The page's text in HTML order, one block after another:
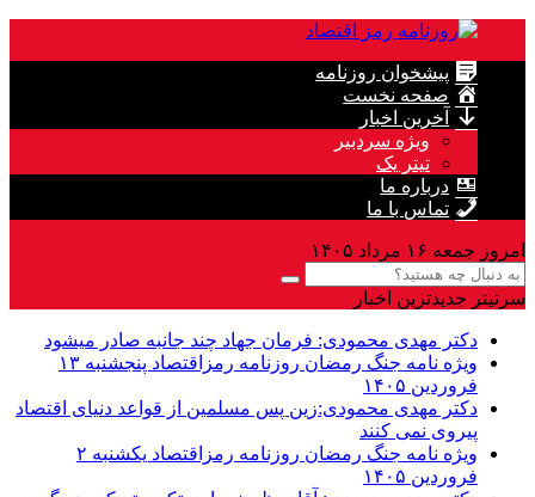
پیشخوان روزنامه
صفحه نخست
آخرین اخبار
ویژه سردبیر
تیتر یک
درباره ما
تماس با ما
امروز جمعه ۱۶ مرداد ۱۴۰۵
سرتیتر جدیدترین اخبار
دکتر مهدى محمودى: فرمان جهاد چند جانبه صادر میشود
ویژه نامه جنگ رمضان روزنامه رمزاقتصاد پنجشنبه ۱۳
فروردین ۱۴۰۵
دکتر مهدی محمودی:زین پس مسلمین از قواعد دنیاى اقتصاد
پیروى نمی کنند
ویژه نامه جنگ رمضان روزنامه رمزاقتصاد یکشنبه ۲
فروردین ۱۴۰۵